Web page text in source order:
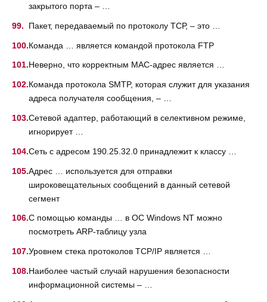
закрытого порта – …
Пакет, передаваемый по протоколу ТСР, – это …
Команда … является командой протокола FTP
Неверно, что корректным МАС-адрес является …
Команда протокола SMTP, которая служит для указания
адреса получателя сообщения, – …
Сетевой адаптер, работающий в селективном режиме,
игнорирует …
Сеть с адресом 190.25.32.0 принадлежит к классу …
Адрес … используется для отправки
широковещательных сообщений в данный сетевой
сегмент
С помощью команды … в OC Windows NT можно
посмотреть ARP-таблицу узла
Уровнем стека протоколов TCP/IP является …
Наиболее частый случай нарушения безопасности
информационной системы – …